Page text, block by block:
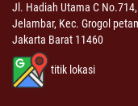
Jl. Hadiah Utama C
Jelambar, Kec. Grogol
Jakarta Barat 11460
titik lokasi